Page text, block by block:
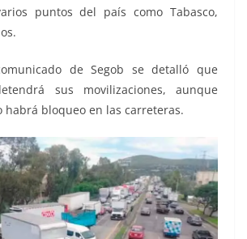
puntos del país como Tabasco,
de Segob se detalló que
sus movilizaciones, aunque
habrá bloqueo en las carreteras.